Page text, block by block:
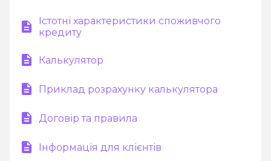
Істотні характеристики споживчого
кредиту
Калькулятор
Приклад розрахунку калькулятора
Договір та правила
Інформація для клієнтів